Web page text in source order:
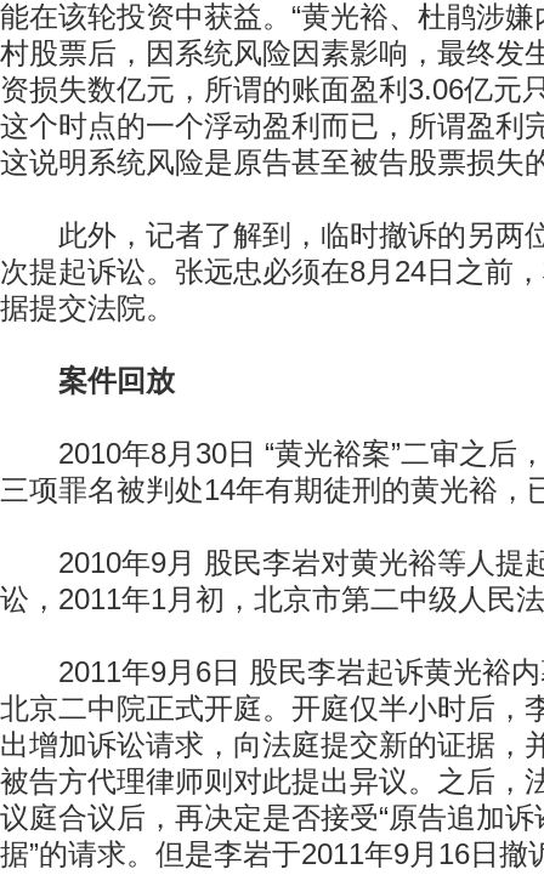
能在该轮投资中获益。“黄光裕、杜鹃涉
村股票后，因系统风险因素影响，最终发
资损失数亿元，所谓的账面盈利3.06亿元
这个时点的一个浮动盈利而已，所谓盈利
这说明系统风险是原告甚至被告股票损失
此外，记者了解到，临时撤诉的另两
次提起诉讼。张远忠必须在8月24日之前
据提交法院。
案件回放
2010年8月30日 “黄光裕案”二审之后，
三项罪名被判处14年有期徒刑的黄光裕，
2010年9月 股民李岩对黄光裕等人提起
讼，2011年1月初，北京市第二中级人民
2011年9月6日 股民李岩起诉黄光裕内
北京二中院正式开庭。开庭仅半小时后，
出增加诉讼请求，向法庭提交新的证据，
被告方代理律师则对此提出异议。之后，
议庭合议后，再决定是否接受“原告追加
据”的请求。但是李岩于2011年9月16日撤